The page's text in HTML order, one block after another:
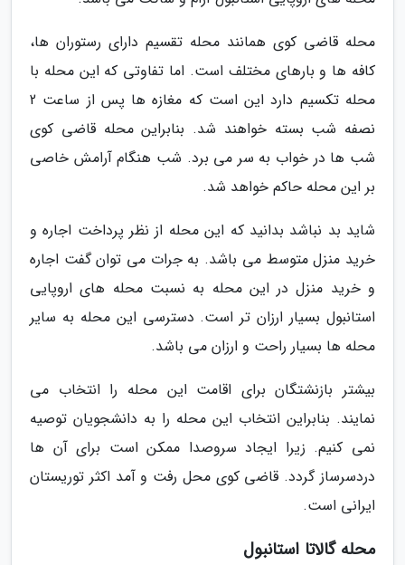
محله قاضی کوی همانند محله تقسیم دارای رستوران ها،
کافه ها و بارهای مختلف است. اما تفاوتی که این محله با
محله تکسیم دارد این است که مغازه ها پس از ساعت 2
نصفه شب بسته خواهند شد. بنابراین محله قاضی کوی
شب ها در خواب به سر می برد. شب هنگام آرامش خاصی
بر این محله حاکم خواهد شد.
شاید بد نباشد بدانید که این محله از نظر پرداخت اجاره و
خرید منزل متوسط می باشد. به جرات می توان گفت اجاره
و خرید منزل در این محله به نسبت محله های اروپایی
استانبول بسیار ارزان تر است. دسترسی این محله به سایر
محله ها بسیار راحت و ارزان می باشد.
بیشتر بازنشتگان برای اقامت این محله را انتخاب می
نمایند. بنابراین انتخاب این محله را به دانشجویان توصیه
نمی کنیم. زیرا ایجاد سروصدا ممکن است برای آن ها
دردسرساز گردد. قاضی کوی محل رفت و آمد اکثر توریستان
ایرانی است.
محله گالاتا استانبول